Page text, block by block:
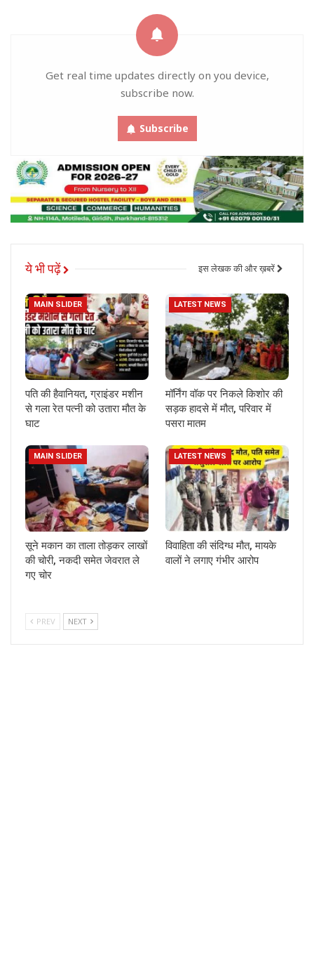
Get real time updates directly on you device,
subscribe now.
Subscribe
ये भी पढ़ें इस लेखक की और ख़बरें
MAIN SLIDER
पति की हैवानियत, ग्राइंडर मशीन
से गला रेत पत्नी को उतारा मौत के
घाट
LATEST NEWS
मॉर्निंग वॉक पर निकले किशोर की
सड़क हादसे में मौत, परिवार में
पसरा मातम
MAIN SLIDER
सूने मकान का ताला तोड़कर लाखों
की चोरी, नकदी समेत जेवरात ले
गए चोर
LATEST NEWS
विवाहिता की संदिग्ध मौत, मायके
वालों ने लगाए गंभीर आरोप
PREV NEXT